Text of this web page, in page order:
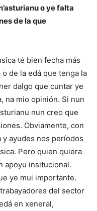
o ye falta
de la que
té bien fecha más
de la edá que tenga la
dalgo que cuntar ye
na mio opinión. Si nun
nun creo que
Obviamente, con
ayudes nos períodos
Pero quien quiera
apoyu insitucional.
ye mui importante.
del sector
en xeneral,